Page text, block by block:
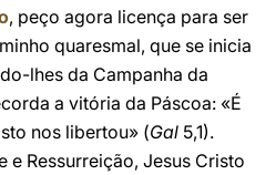
, peço agora licença para ser
quaresmal, que se inicia
lhes da Campanha da
a vitória da Páscoa: «É
nos libertou» (Gal 5,1).
e Ressurreição, Jesus Cristo